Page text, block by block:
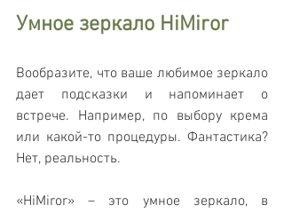
Умное зеркало HiMiror
Вообразите, что ваше любимое зеркало
дает подсказки и напоминает о
встрече. Например, по выбору крема
или какой-то процедуры. Фантастика?
Нет, реальность.
«HiMiror» – это умное зеркало, в